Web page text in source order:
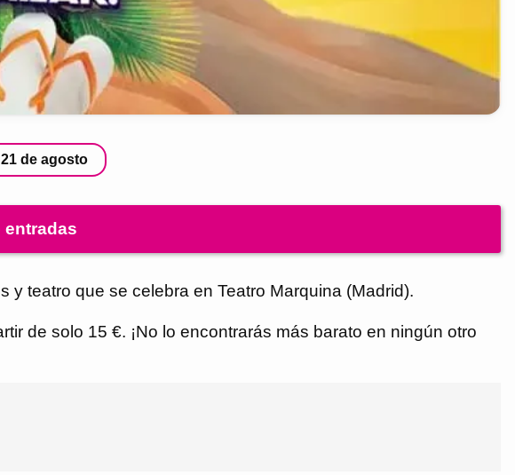
de agosto
entradas
teatro que se celebra en Teatro Marquina (Madrid).
de solo 15 €. ¡No lo encontrarás más barato en ningún otro